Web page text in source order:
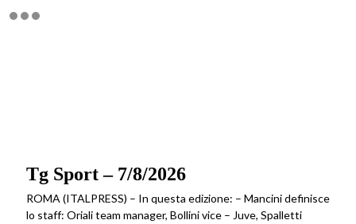
Tg Sport – 7/8/2026
ROMA (ITALPRESS) – In questa edizione: – Mancini definisce
lo staff: Oriali team manager, Bollini vice – Juve, Spalletti